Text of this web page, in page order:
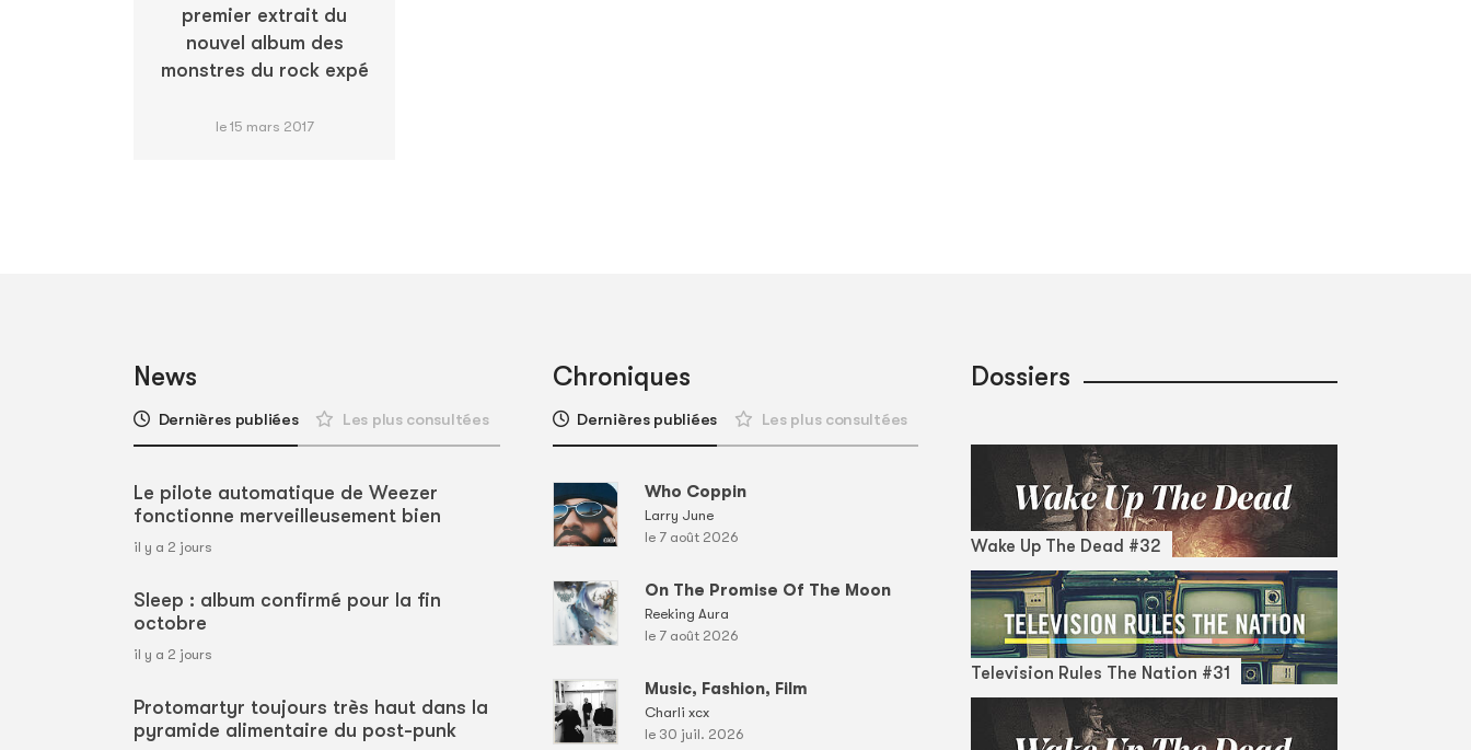
premier extrait du
nouvel album des
monstres du rock expé
le 15 mars 2017
News
Dernières publiées Les plus consultées
Le pilote automatique de Weezer
fonctionne merveilleusement bien
il y a 2 jours
Sleep : album confirmé pour la fin
octobre
il y a 2 jours
Protomartyr toujours très haut dans la
pyramide alimentaire du post-punk
Chroniques
Dernières publiées Les plus consultées
Who Coppin
Larry June
le 7 août 2026
On The Promise Of The Moon
Reeking Aura
le 7 août 2026
Music, Fashion, Film
Charli xcx
le 30 juil. 2026
Dossiers
Wake Up The Dead #32
Television Rules The Nation #31